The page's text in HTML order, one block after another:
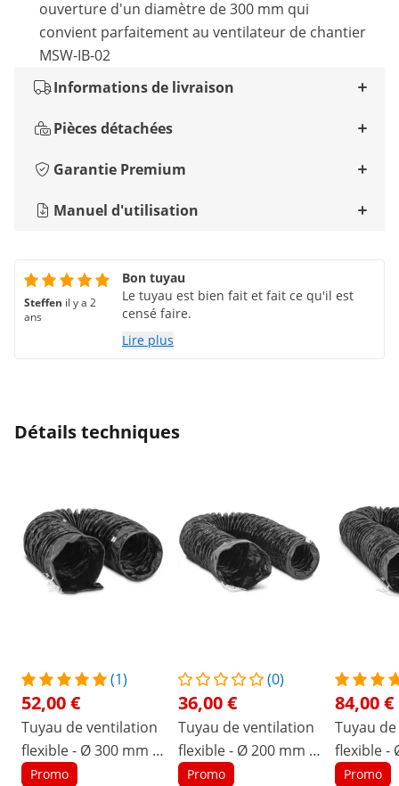
ouverture d'un diamètre de 300 mm qui
convient parfaitement au ventilateur de chantier
MSW-IB-02
Informations de livraison
Pièces détachées
Garantie Premium
Manuel d'utilisation
Steffen il y a 2
ans
Bon tuyau
Le tuyau est bien fait et fait ce qu'il est
censé faire.
Lire plus
Détails techniques
(1)
52,00 €
Tuyau de ventilation
flexible - Ø 300 mm -
5 m - Pour
Promo
(0)
36,00 €
Tuyau de ventilation
flexible - Ø 200 mm -
5 m - Pour
Promo
84,00 €
Tuyau
flexible -
5 m -
Promo